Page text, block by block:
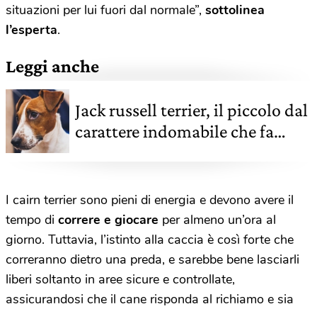
situazioni per lui fuori dal normale”, sottolinea
l’esperta.
Leggi anche
Jack russell terrier, il piccolo dal
carattere indomabile che fa
I cairn terrier sono pieni di energia e devono avere il
tempo di correre e giocare per almeno un’ora al
giorno. Tuttavia, l’istinto alla caccia è così forte che
correranno dietro una preda, e sarebbe bene lasciarli
liberi soltanto in aree sicure e controllate,
assicurandosi che il cane risponda al richiamo e sia